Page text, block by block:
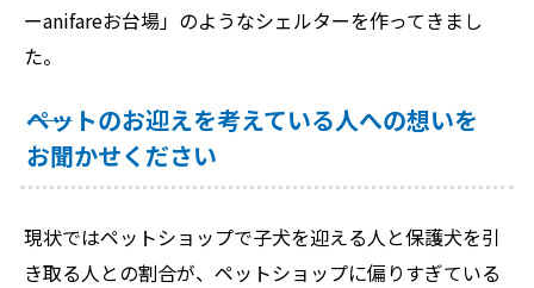
ーanifareお台場」のようなシェルターを作ってきまし
た。
――ペットのお迎えを考えている人への想いを
お聞かせください
現状ではペットショップで子犬を迎える人と保護犬を引
き取る人との割合が、ペットショップに偏りすぎている